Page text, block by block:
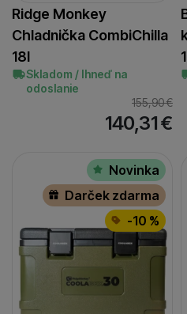
Plano (1) R-Spekt
Trakker
Ridge Monkey
Chladnička CombiChilla
18l
Skladom / Ihneď na
odoslanie
155,90€
140,31€
Novinka
Darček zdarma
-10 %